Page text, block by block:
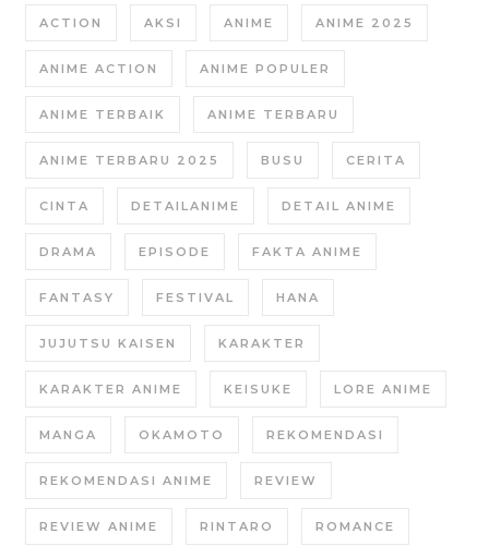
ACTION AKSI ANIME ANIME 2025
ANIME ACTION ANIME POPULER
ANIME TERBAIK ANIME TERBARU
ANIME TERBARU 2025 BUSU CERITA
CINTA DETAILANIME DETAIL ANIME
DRAMA EPISODE FAKTA ANIME
FANTASY FESTIVAL HANA
JUJUTSU KAISEN KARAKTER
KARAKTER ANIME KEISUKE LORE ANIME
MANGA OKAMOTO REKOMENDASI
REKOMENDASI ANIME REVIEW
REVIEW ANIME RINTARO ROMANCE